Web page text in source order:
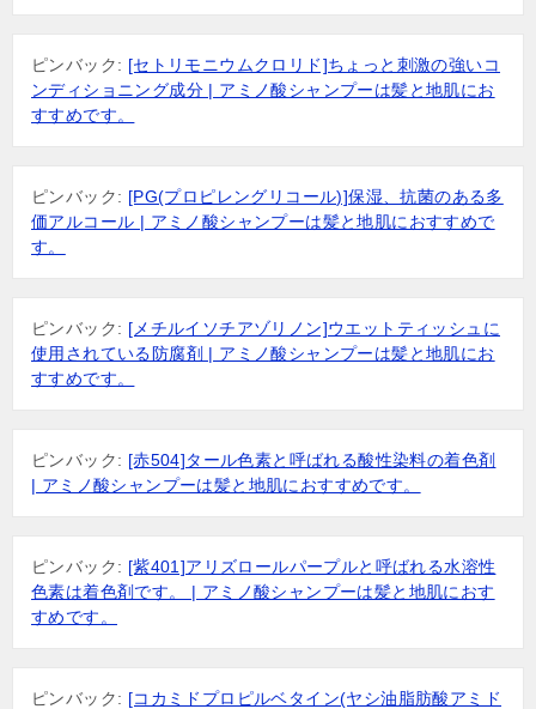
ピンバック: [セトリモニウムクロリド]ちょっと刺激の強いコ
ンディショニング成分 | アミノ酸シャンプーは髪と地肌にお
すすめです。
ピンバック: [PG(プロピレングリコール)]保湿、抗菌のある多
価アルコール | アミノ酸シャンプーは髪と地肌におすすめで
す。
ピンバック: [メチルイソチアゾリノン]ウエットティッシュに
使用されている防腐剤 | アミノ酸シャンプーは髪と地肌にお
すすめです。
ピンバック: [赤504]タール色素と呼ばれる酸性染料の着色剤
| アミノ酸シャンプーは髪と地肌におすすめです。
ピンバック: [紫401]アリズロールパープルと呼ばれる水溶性
色素は着色剤です。 | アミノ酸シャンプーは髪と地肌におす
すめです。
ピンバック: [コカミドプロピルベタイン(ヤシ油脂肪酸アミド